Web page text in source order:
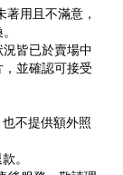
用且不滿意，
皆已於賣場中
並確認可接受
不提供額外照
。